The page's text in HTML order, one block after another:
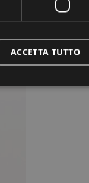
ACCETTA TUTTO